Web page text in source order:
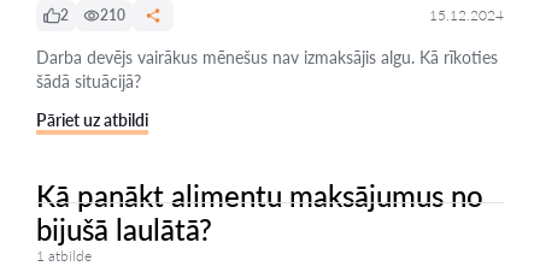
2
210 15.12.2024
Darba devējs vairākus mēnešus nav izmaksājis algu. Kā rīkoties
šādā situācijā?
Pāriet uz atbildi
Kā panākt alimentu maksājumus no
bijušā laulātā?
1 atbilde